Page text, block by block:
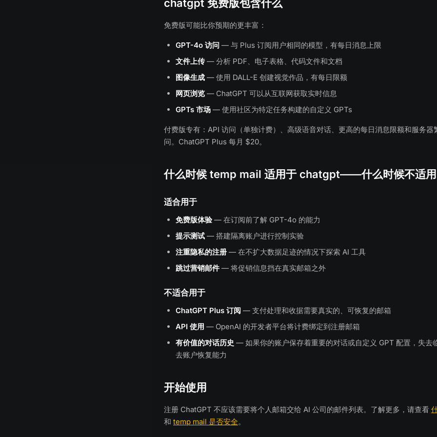
chatgpt 免费版包含什么
免费版可能比你预期的更丰富：
GPT-4o 访问 — 与 Plus 订阅用户相同的模型，有每日消息上限
文件上传— 分析 PDF、电子表格、代码文件和文档
图像生成 — 使用 DALL-E 创建视觉作品，有每日限额
网页浏览 — ChatGPT 可以从互联网获取实时信息
GPTs 市场 — 使用社区为特定任务构建的自定义 GPTs
付费版专有：API 访问（单独计费）、高级语音对话、更高的每日消息限额和服务器
问。ChatGPT Plus 每月 $20。
什么时候 temp mail 适用于 chatgpt——什么时候不适用
适合用于
免费版体验— 在订阅前了解 GPT-4o 的能力
提示测试 — 搭建隔离账户进行控制实验
注重隐私的注册 — 在不扩大数据足迹的情况下探索 AI 工具
跳过营销邮件— 将促销信息挡在真实邮箱之外
不适合用于
ChatGPT Plus 订阅 — 支付处理和收据需要真实的、可恢复的邮箱
API 使用 — OpenAI 的开发者平台将计费绑定到注册邮箱
有价值的对话历史 — 如果你的账户保存着重要的对话或自定义 GPT 配置，失去
去账户恢复能力
开始使用
注册 ChatGPT 不应该需要将个人邮箱交给 AI 公司的邮件列表。了解更多，请查看
和 temp mail 是否安全。